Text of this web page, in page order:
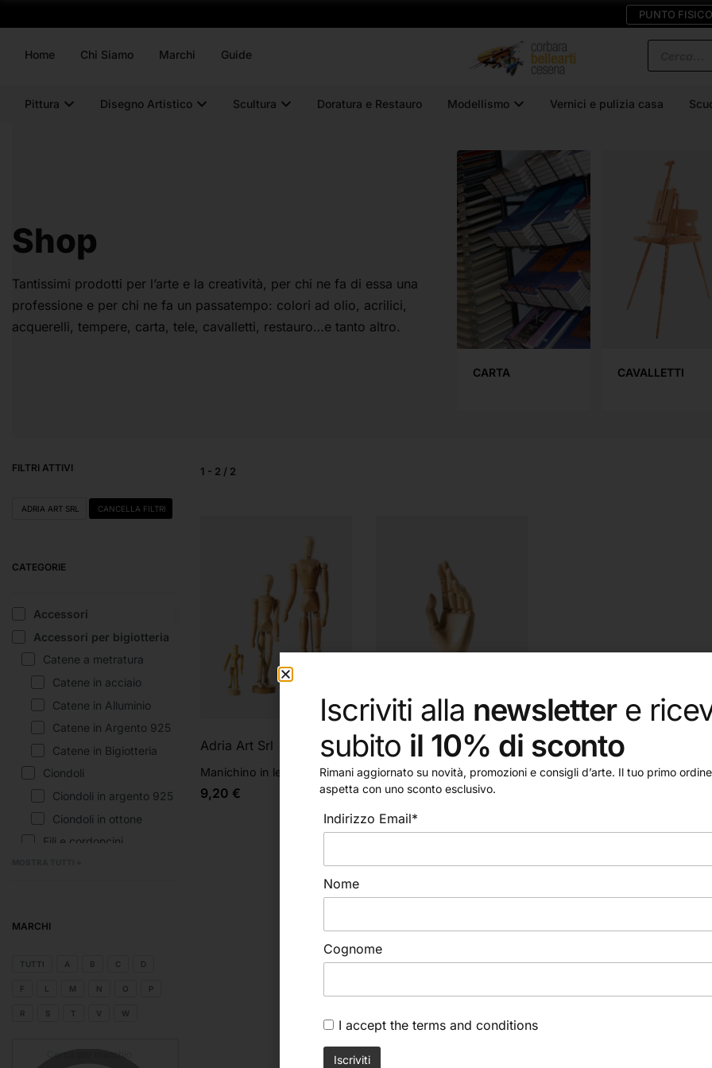
PUNTO FISICO
Home Chi Siamo Marchi Guide
Pittura Disegno Artistico Scultura Doratura e Restauro Modellismo Vernici e pulizia casa
Shop
Tantissimi prodotti per l’arte e la creatività, per chi ne fa di essa una
professione e per chi ne fa un passatempo: colori ad olio, acrilici,
acquerelli, tempere, carta, tele, cavalletti, restauro…e tanto altro.
CARTA CAVALLETTI
FILTRI ATTIVI
ADRIA ART SRL CANCELLA FILTRI
CATEGORIE
Accessori
Accessori per bigiotteria
Catene a metratura
Catene in acciaio
Catene in Alluminio
Catene in Argento 925
Catene in Bigiotteria
Ciondoli
Ciondoli in argento 925
Ciondoli in ottone
Fili e cordoncini
MARCHI
TUTTI A B C D
F M N O P
R S T V W
1 - 2 / 2
Adria Art Srl
Manichino in legno
9,20 €
Adria Art Srl
Mano in legno snodabile
28,50€
Iscriviti alla newslettere
subito il 10% di sconto
Rimani aggiornato su novità, promozioni e consigli d’arte. Il tuo primo
aspetta con uno sconto esclusivo.
Indirizzo Email*
Nome
Cognome
I accept the terms and conditions